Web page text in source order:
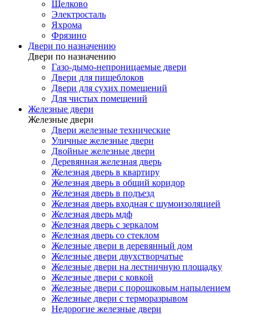
Щелково
Электросталь
Яхрома
Фрязино
Двери по назначению
Двери по назначению
Газо-дымо-непроницаемые двери
Двери для пищеблоков
Двери для сухих помещений
Для чистых помещений
Железные двери
Железные двери
Двери железные технические
Уличные железные двери
Двойные железные двери
Деревянная железная дверь
Железная дверь в квартиру
Железная дверь в общий коридор
Железная дверь в подъезд
Железная дверь входная с шумоизоляцией
Железная дверь мдф
Железная дверь с зеркалом
Железная дверь со стеклом
Железные двери в деревянный дом
Железные двери двухстворчатые
Железные двери на лестничную площадку
Железные двери с ковкой
Железные двери с порошковым напылением
Железные двери с терморазрывом
Недорогие железные двери